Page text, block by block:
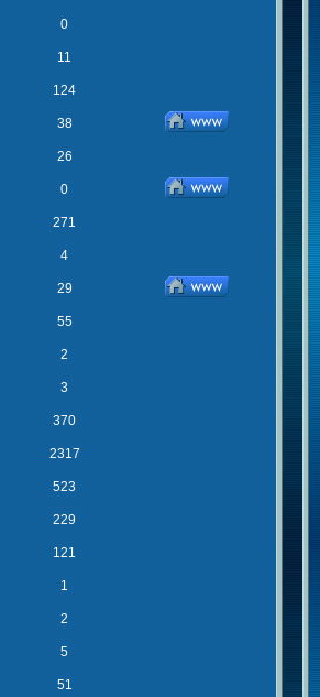
0
11
124
38
26
0
271
4
29
55
2
3
370
2317
523
229
121
1
2
5
51